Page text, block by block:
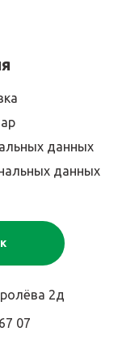
данных
данных
2д
07